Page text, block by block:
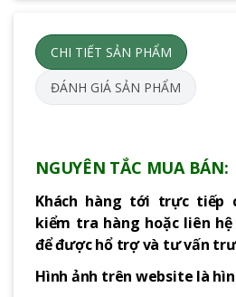
CHI TIẾT SẢN PHẨM
ĐÁNH GIÁ SẢN PHẨM
NGUYÊN TẮC MUA BÁN:
Khách hàng tới trực tiếp
kiểm tra hàng hoặc liên
để được hổ trợ và tư vấn
Hình ảnh trên website là